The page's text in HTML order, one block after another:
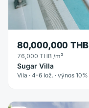
80,000,000 THB
76,000 THB /m²
Sugar Villa
Vila · 4-6 lož. · výnos 10%